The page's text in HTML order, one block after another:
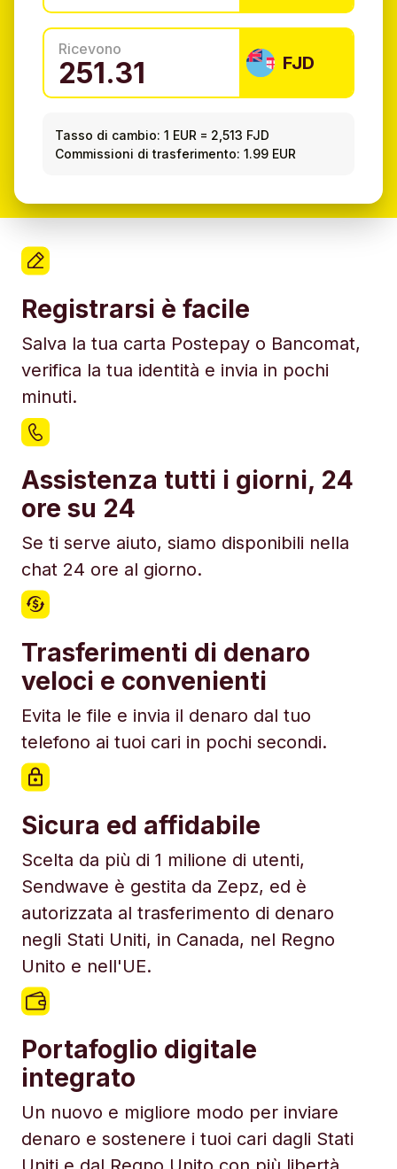
Ricevono
FJD
Tasso di cambio: 1 EUR = 2,513 FJD
Commissioni di trasferimento: 1.99 EUR
Registrarsi è facile
Salva la tua carta Postepay o Bancomat,
verifica la tua identità e invia in pochi
minuti.
Assistenza tutti i giorni, 24
ore su 24
Se ti serve aiuto, siamo disponibili nella
chat 24 ore al giorno.
Trasferimenti di denaro
veloci e convenienti
Evita le file e invia il denaro dal tuo
telefono ai tuoi cari in pochi secondi.
Sicura ed affidabile
Scelta da più di 1 milione di utenti,
Sendwave è gestita da Zepz, ed è
autorizzata al trasferimento di denaro
negli Stati Uniti, in Canada, nel Regno
Unito e nell'UE.
Portafoglio digitale
integrato
Un nuovo e migliore modo per inviare
denaro e sostenere i tuoi cari dagli Stati